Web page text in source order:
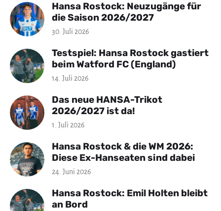
Hansa Rostock: Neuzugänge für
die Saison 2026/2027
30. Juli 2026
Testspiel: Hansa Rostock gastiert
beim Watford FC (England)
14. Juli 2026
Das neue HANSA-Trikot
2026/2027 ist da!
1. Juli 2026
Hansa Rostock & die WM 2026:
Diese Ex-Hanseaten sind dabei
24. Juni 2026
Hansa Rostock: Emil Holten bleibt
an Bord